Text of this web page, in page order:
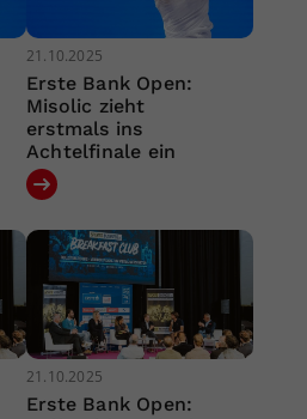
21.10.2025
Erste Bank Open:
Misolic zieht
erstmals ins
Achtelfinale ein
21.10.2025
Erste Bank Open: